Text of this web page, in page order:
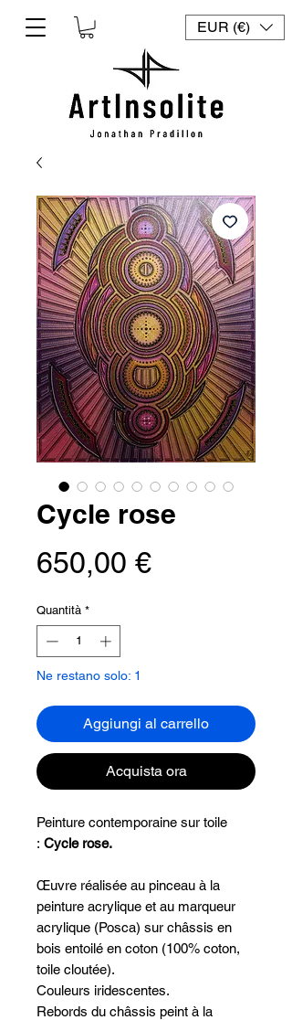
EUR (€)
Cycle rose
650,00 €Prezzo
Quantità *
Ne restano solo: 1
Aggiungi al carrello
Acquista ora
Peinture contemporaine sur toile
: Cycle rose.
Œuvre réalisée au pinceau à la
peinture acrylique et au marqueur
acrylique (Posca) sur châssis en
bois entoilé en coton (100% coton,
toile cloutée).
Couleurs iridescentes.
Rebords du châssis peint à la